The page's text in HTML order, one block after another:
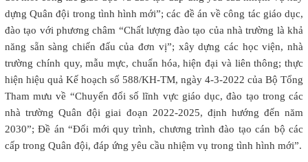
dựng Quân đội trong tình hình mới”; các đề án về công tác giáo dục,
đào tạo với phương châm “Chất lượng đào tạo của nhà trường là khả
năng sẵn sàng chiến đấu của đơn vị”; xây dựng các học viện, nhà
trường chính quy, mẫu mực, chuẩn hóa, hiện đại và liên thông; thực
hiện hiệu quả Kế hoạch số 588/KH-TM, ngày 4-3-2022 của Bộ Tổng
Tham mưu về “Chuyển đổi số lĩnh vực giáo dục, đào tạo trong các
nhà trường Quân đội giai đoạn 2022-2025, định hướng đến năm
2030”; Đề án “Đổi mới quy trình, chương trình đào tạo cán bộ các
cấp trong Quân đội, đáp ứng yêu cầu nhiệm vụ trong tình hình mới”.